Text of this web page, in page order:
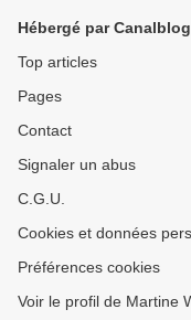
Hébergé par Canalblog
Top articles
Pages
Contact
Signaler un abus
C.G.U.
Cookies et données
Préférences cookies
Voir le profil de Martine